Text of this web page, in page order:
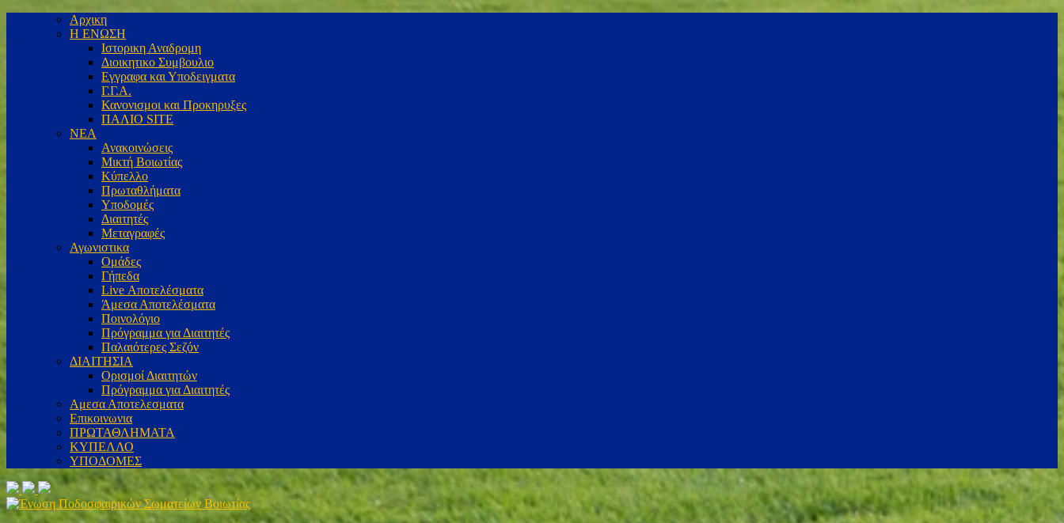
Αρχικη
Η ΕΝΩΣΗ
Ιστορικη Αναδρομη
Διοικητικο Συμβουλιο
Εγγραφα και Υποδειγματα
Γ.Γ.Α.
Κανονισμοι και Προκηρυξες
ΠΑΛΙΟ SITE
ΝΕΑ
Ανακοινώσεις
Μικτή Βοιωτίας
Κύπελλο
Πρωταθλήματα
Υποδομές
Διαιτητές
Μεταγραφές
Αγωνιστικα
Ομάδες
Γήπεδα
Live Αποτελέσματα
Άμεσα Αποτελέσματα
Ποινολόγιο
Πρόγραμμα για Διαιτητές
Παλαιότερες Σεζόν
ΔΙΑΙΤΗΣΙΑ
Ορισμοί Διαιτητών
Πρόγραμμα για Διαιτητές
Αμεσα Αποτελεσματα
Επικοινωνια
ΠΡΩΤΑΘΛΗΜΑΤΑ
ΚΥΠΕΛΛΟ
ΥΠΟΔΟΜΕΣ